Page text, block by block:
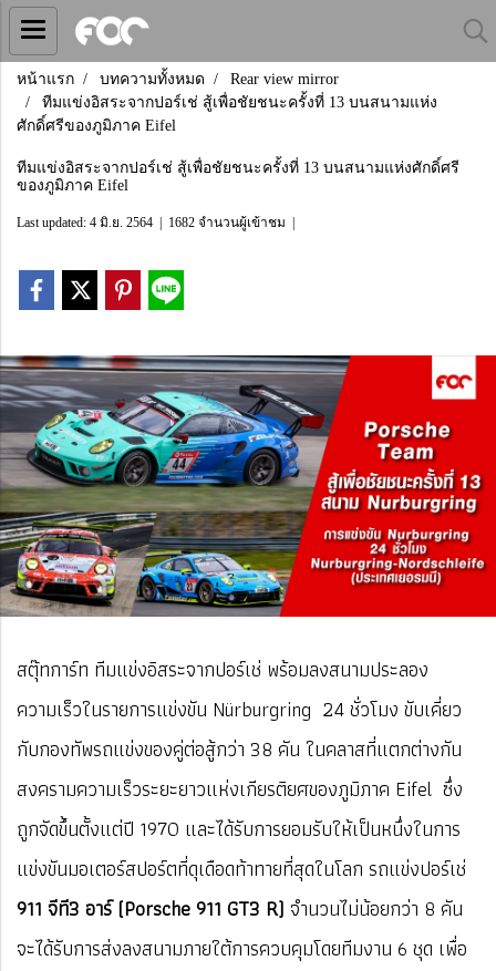
หน้าแรก บทความทั้งหมด
Rear view mirror
ทีมแข่งอิสระจากปอร์เช่ สู้เพื่อชัยชนะครั้งที่ 13 บนสนามแห่ง
ศักดิ์ศรีของภูมิภาค Eifel
ทีมแข่งอิสระจากปอร์เช่ สู้เพื่อชัยชนะครั้งที่ 13 บนสนามแห่งศักดิ์ศรี
ของภูมิภาค Eifel
Last updated: 4 มิ.ย. 2564 1682 จำนวนผู้เข้าชม
สตุ๊ทการ์ท ทีมแข่งอิสระจากปอร์เช่ พร้อมลงสนามประลอง
ความเร็วในรายการแข่งขัน Nürburgring 24 ชั่วโมง ขับเคี่ยว
กับกองทัพรถแข่งของคู่ต่อสู้กว่า 38 คัน ในคลาสที่แตกต่างกัน
สงครามความเร็วระยะยาวแห่งเกียรติยศของภูมิภาค Eifel ซึ่ง
ถูกจัดขึ้นตั้งแต่ปี 1970 และได้รับการยอมรับให้เป็นหนึ่งในการ
แข่งขันมอเตอร์สปอร์ตที่ดุเดือดท้าทายที่สุดในโลก รถแข่งปอร์เช่
911 จีที3 อาร์ (Porsche 911 GT3 R) จำนวนไม่น้อยกว่า 8 คัน
จะได้รับการส่งลงสนามภายใต้การควบคุมโดยทีมงาน 6 ชุด เพื่อ